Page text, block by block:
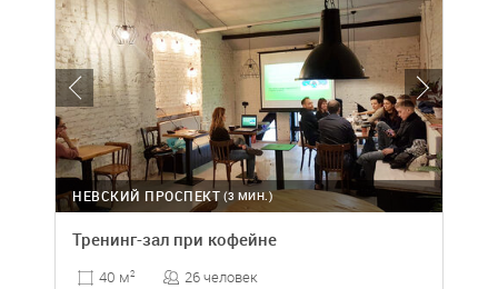
(3 МИН.)
НЕВСКИЙ ПРОСПЕКТ
Тренинг-зал при кофейне
40 м2 26 человек